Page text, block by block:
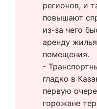
регионов, и
повышают
из-за чего
аренду
помещения.
-
гладко в
первую
горожане